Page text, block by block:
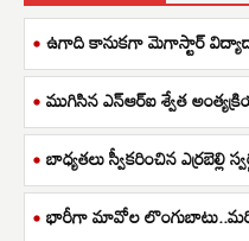
ఉగాది కానుకగా మెగాస్టార్
ముగిసిన ఎన్ఆర్ఐ శ్వేత
బాధ్యతలు స్వీకరించిన ఎర్రబెల్లి
భారీగా మావోల